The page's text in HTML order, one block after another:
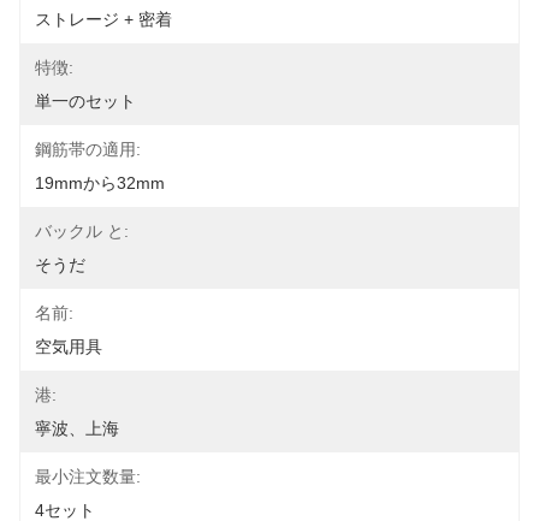
ストレージ + 密着
特徴:
単一のセット
鋼筋帯の適用:
19mmから32mm
バックル と:
そうだ
名前:
空気用具
港:
寧波、上海
最小注文数量:
4セット